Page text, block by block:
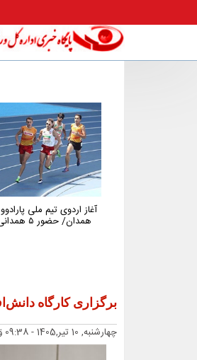
آغاز اردوی تیم ملی
همدان/ حضور ۵ همدانی در اردو
برگزاری کارگاه
چهارشنبه, 10 تیر,1405 - 09:38 ق.ظ |